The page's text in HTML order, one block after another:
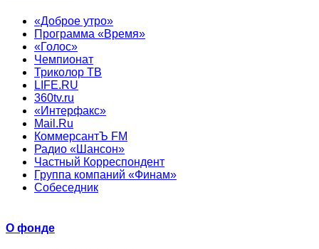
«Доброе утро»
Программа «Время»
«Голос»
Чемпионат
Триколор ТВ
LIFE.RU
360tv.ru
«Интерфакс»
Mail.Ru
КоммерсантЪ FM
Радио «Шансон»
Частный Корреспондент
Группа компаний «Финам»
Собеседник
О фонде